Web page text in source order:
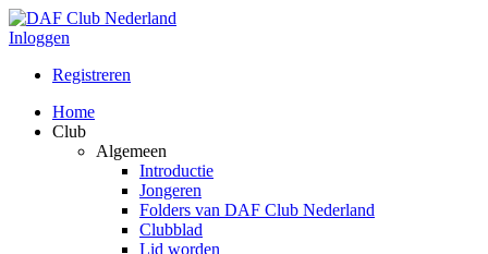
Inloggen
Registreren
Home
Club
Algemeen
Introductie
Jongeren
Folders van DAF Club Nederland
Clubblad
Lid worden